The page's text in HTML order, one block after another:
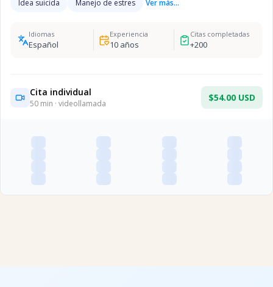
Idea suicida Manejo de estres Ver más...
Idiomas
Español
Experiencia
10años
Citas completadas
+200
Cita individual
50 min · videollamada
$54.00 USD